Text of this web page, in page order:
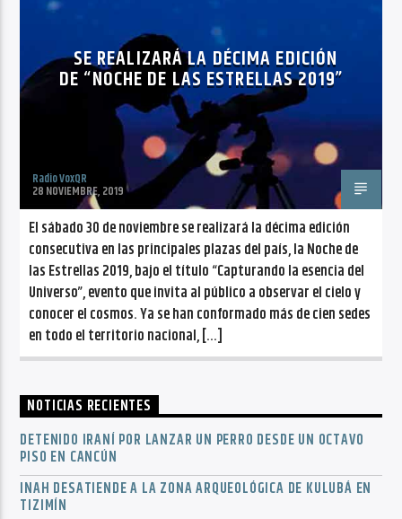
NO TITLES AVAILABLE
Radio VoxQR
SE REALIZARÁ LA DÉCIMA EDICIÓN
DE “NOCHE DE LAS ESTRELLAS 2019”
Radio VoxQR
28 NOVIEMBRE, 2019
El sábado 30 de noviembre se realizará la décima edición
consecutiva en las principales plazas del país, la Noche de
las Estrellas 2019, bajo el título “Capturando la esencia del
Universo”, evento que invita al público a observar el cielo y
conocer el cosmos. Ya se han conformado más de cien sedes
en todo el territorio nacional, […]
NOTICIAS RECIENTES
DETENIDO IRANÍ POR LANZAR UN PERRO DESDE UN OCTAVO
PISO EN CANCÚN
INAH DESATIENDE A LA ZONA ARQUEOLÓGICA DE KULUBÁ EN
TIZIMÍN